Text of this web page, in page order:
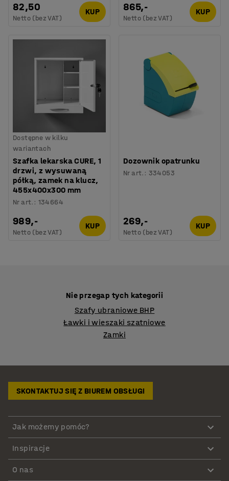
82,50
Netto (bez VAT)
KUP 865,-
Netto (bez VAT)
KUP
Dostępne w kilku
wariantach
Szafka lekarska CURE, 1
drzwi, z wysuwaną
półką, zamek na klucz,
455x400x300 mm
Nr art. : 134664
989,-
Netto (bez VAT)
KUP
Dozownik opatrunku
Nr art. : 334053
269,-
Netto (bez VAT)
KUP
Nie przegap tych kategorii
Szafy ubraniowe BHP
Ławki i wieszaki szatniowe
Zamki
SKONTAKTUJ SIĘ Z BIUREM OBSŁUGI
Jak możemy pomóc?
Inspiracje
O nas